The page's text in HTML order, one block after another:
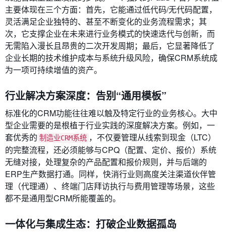
主要体现在三个方面：首先，它能通过低代码/无代码配置，
灵活满足企业独特的、甚至不断变化的业务流程需求；其
次，它支撑企业在未来进行业务模式的快速迭代与创新，而
无需陷入漫长且昂贵的二次开发周期；最后，它显著降低了
企业长期的技术维护成本与系统升级风险，确保CRM系统成
为一项可持续增值的资产。
行业解决方案深度：告别“通用模板”
标准化的CRM功能往往难以触及特定行业的业务核心。大中
型企业需要的是根植于行业实践的深度解决方案。例如，一
套优秀的 制造业CRM系统 ，不仅要管理从线索到现金（LTC）
的完整流程，还必须能够与CPQ（配置、定价、报价）系统
无缝对接，处理复杂的产品配置和报价规则，并与后端的
ERP生产数据打通。同样，快消行业则高度关注渠道伙伴管
理（代理通）、终端门店拜访执行与费用管理等场景，这些
都不是通用型CRM所能覆盖的。
一体化与集成生态：打破企业数据孤岛